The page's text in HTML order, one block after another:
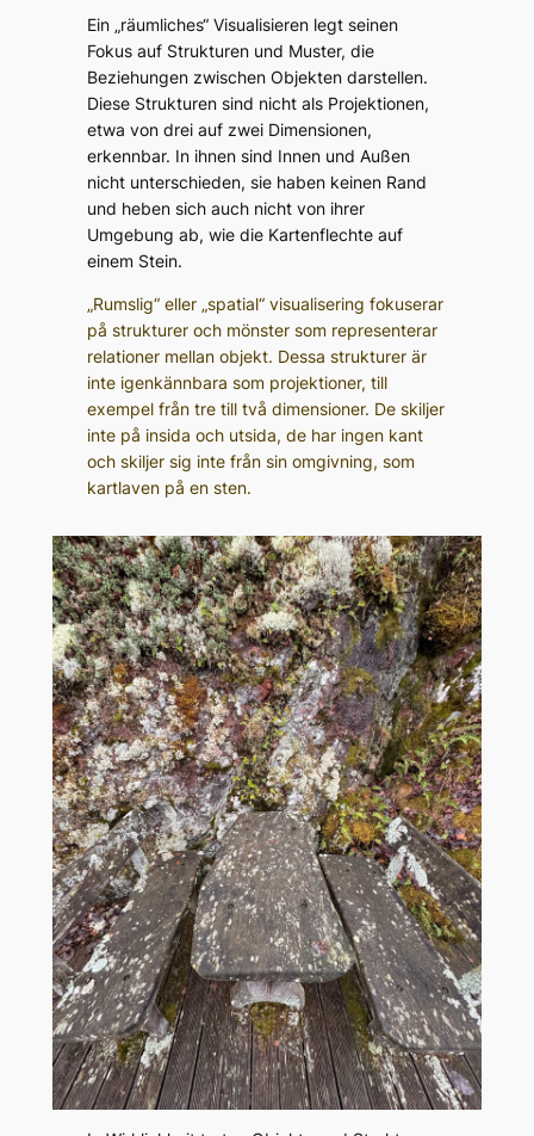
Ein „räumliches“ Visualisieren legt seinen
Fokus auf Strukturen und Muster, die
Beziehungen zwischen Objekten darstellen.
Diese Strukturen sind nicht als Projektionen,
etwa von drei auf zwei Dimensionen,
erkennbar. In ihnen sind Innen und Außen
nicht unterschieden, sie haben keinen Rand
und heben sich auch nicht von ihrer
Umgebung ab, wie die Kartenflechte auf
einem Stein.
„Rumslig“ eller „spatial“ visualisering fokuserar
på strukturer och mönster som representerar
relationer mellan objekt. Dessa strukturer är
inte igenkännbara som projektioner, till
exempel från tre till två dimensioner. De skiljer
inte på insida och utsida, de har ingen kant
och skiljer sig inte från sin omgivning, som
kartlaven på en sten.